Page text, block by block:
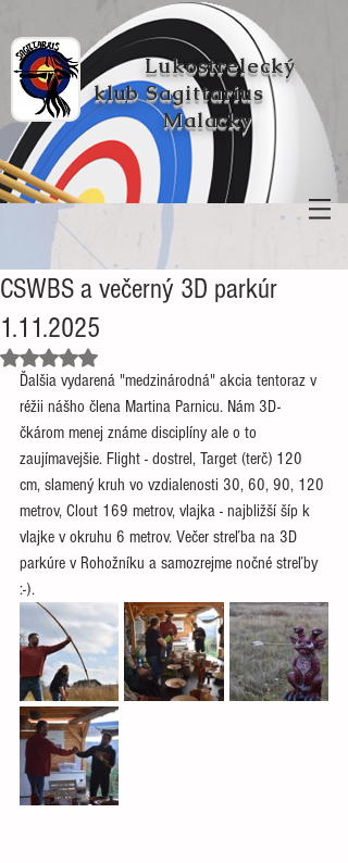
Lukostrelecký
klubSagittarius
Malacky
CSWBS a večerný 3D parkúr
1.11.2025
Hodnotenie NaN z 5 hviezdičiek.
Ďalšia vydarená "medzinárodná" akcia tentoraz v
réžii nášho člena Martina Parnicu. Nám 3D-
čkárom menej známe disciplíny ale o to
zaujímavejšie. Flight - dostrel, Target (terč) 120
cm, slamený kruh vo vzdialenosti 30, 60, 90, 120
metrov, Clout 169 metrov, vlajka - najbližší šíp k
vlajke v okruhu 6 metrov. Večer streľba na 3D
parkúre v Rohožníku a samozrejme nočné streľby
:-).